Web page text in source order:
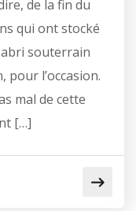
de la fin du
qui ont stocké
souterrain
pour l’occasion.
mal de cette
[…]